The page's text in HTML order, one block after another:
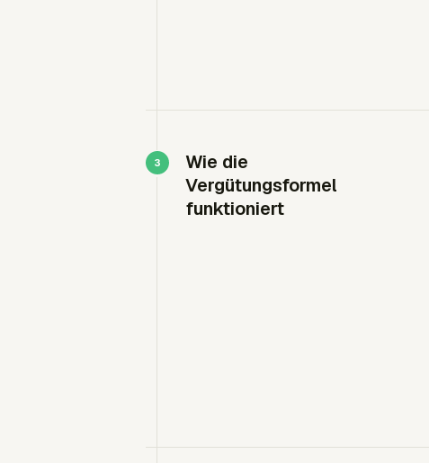
Wie die
Vergütungsformel
funktioniert